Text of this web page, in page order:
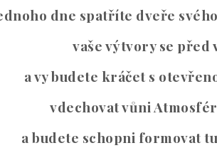
dne spatříte dveře
vaše výtvory se před
a vy budete kráčet s
vdechovat vůni
a budete schopni formovat